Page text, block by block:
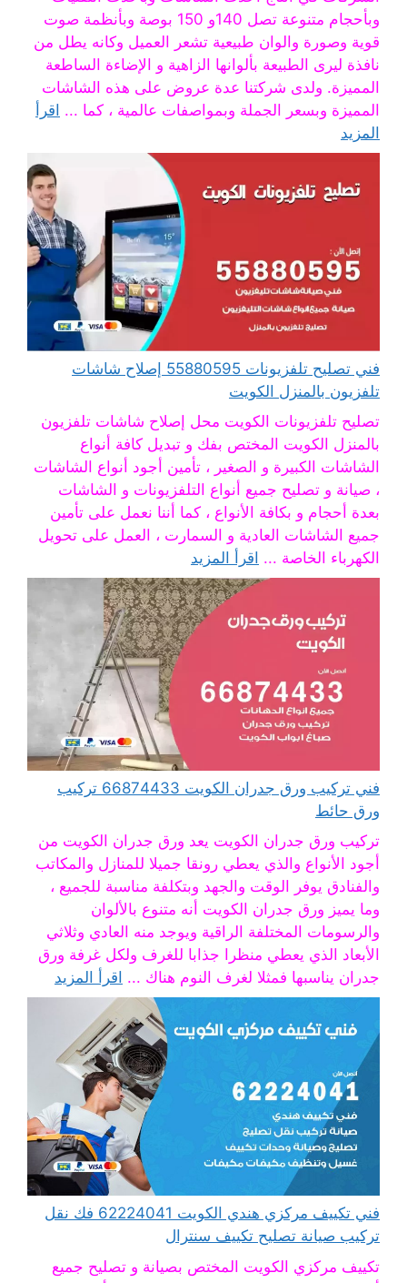
وبأحجام متنوعة تصل 140و 150 بوصة وبأنظمة صوت
قوية وصورة والوان طبيعية تشعر العميل وكانه يطل من
نافذة ليرى الطبيعة بألوانها الزاهية و الإضاءة الساطعة
المميزة. ولدى شركتنا عدة عروض على هذه الشاشات
المميزة وبسعر الجملة وبمواصفات عالمية ، كما ... اقرأ
المزيد
فني تصليح تلفزيونات 55880595 إصلاح شاشات
تلفزيون بالمنزل الكويت
تصليح تلفزيونات الكويت محل إصلاح شاشات تلفزيون
بالمنزل الكويت المختص بفك و تبديل كافة أنواع
الشاشات الكبيرة و الصغير ، تأمين أجود أنواع الشاشات
، صيانة و تصليح جميع أنواع التلفزيونات و الشاشات
بعدة أحجام و بكافة الأنواع ، كما أننا نعمل على تأمين
جميع الشاشات العادية و السمارت ، العمل على تحويل
الكهرباء الخاصة ... اقرأ المزيد
فني تركيب ورق جدران الكويت 66874433 تركيب
ورق حائط
تركيب ورق جدران الكويت يعد ورق جدران الكويت من
أجود الأنواع والذي يعطي رونقا جميلا للمنازل والمكاتب
والفنادق يوفر الوقت والجهد وبتكلفة مناسبة للجميع ،
وما يميز ورق جدران الكويت أنه متنوع بالألوان
والرسومات المختلفة الراقية ويوجد منه العادي وثلاثي
الأبعاد الذي يعطي منظرا جذابا للغرف ولكل غرفة ورق
جدران يناسبها فمثلا لغرف النوم هناك ... اقرأ المزيد
فني تكييف مركزي هندي الكويت 62224041 فك نقل
تركيب صيانة تصليح تكييف سنترال
تكييف مركزي الكويت المختص بصيانة و تصليح جميع